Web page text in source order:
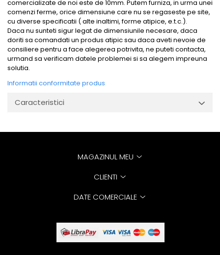
comercializate de noi este de 10mm. Putem furniza, in urma unei
comenzi ferme, orice dimensiune care nu se regaseste pe site,
cu diverse specificatii ( alte inaltimi, forme atipice, e.t.c.).
Daca nu sunteti sigur legat de dimensiunile necesare, daca
doriti sa comandati un produs atipic sau daca aveti nevoie de
consiliere pentru a face alegerea potrivita, ne puteti contacta,
urmand sa verificam datele problemei si sa alegem impreuna
solutia.
Informatii conformitate produs
Caracteristici
MAGAZINUL MEU
CLIENTI
DATE COMERCIALE